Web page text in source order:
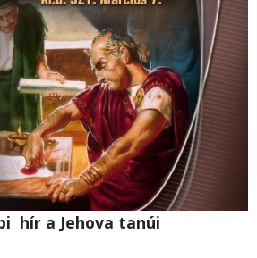
hír a Jehova tanúi